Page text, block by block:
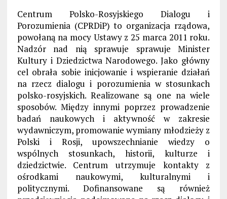
Centrum Polsko-Rosyjskiego Dialogu i
Porozumienia (CPRDiP) to organizacja rządowa,
powołaną na mocy Ustawy z 25 marca 2011 roku.
Nadzór nad nią sprawuje sprawuje Minister
Kultury i Dziedzictwa Narodowego. Jako główny
cel obrała sobie inicjowanie i wspieranie działań
na rzecz dialogu i porozumienia w stosunkach
polsko-rosyjskich. Realizowane są one na wiele
sposobów. Między innymi poprzez prowadzenie
badań naukowych i aktywność w zakresie
wydawniczym, promowanie wymiany młodzieży z
Polski i Rosji, upowszechnianie wiedzy o
wspólnych stosunkach, historii, kulturze i
dziedzictwie. Centrum utrzymuje kontakty z
ośrodkami naukowymi, kulturalnymi i
politycznymi. Dofinansowane są również